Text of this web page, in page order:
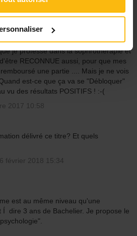
15 octobre 2017 18:13
je professe dans la sophrothérapie et
RECONNUE aussi, pour que mes
une partie .... Mais je ne vois
est-ce que ça va se "Débloquer"
vu des résultats POSITIFS ! :-(
2017 10:58
délivré ce titre? Et quels
février 2018 15:34
est au même niveau qu'une
Í dire 3 ans de Bachelier. Je propose le